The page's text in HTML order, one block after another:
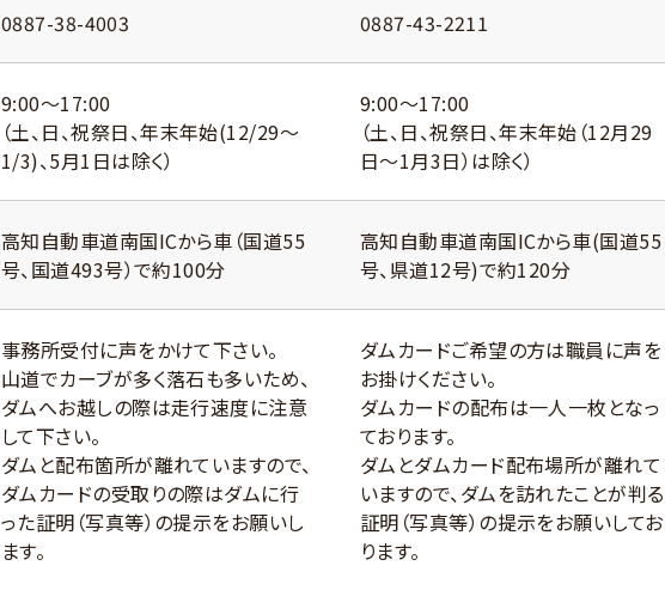
0887-38-4003 0887-43-2211
9:00〜17:00
（土、日、祝祭日、年末年始(12/29～
1/3)、5月1日は除く）
9:00〜17:00
（土、日、祝祭日、年末年始（12月29
日〜1月3日）は除く）
高知自動車道南国ICから車（国道55
号、国道493号）で約100分
高知自動車道南国ICから車(国道55
号、県道12号)で約120分
事務所受付に声をかけて下さい。
山道でカーブが多く落石も多いため、
ダムへお越しの際は走行速度に注意
して下さい。
ダムと配布箇所が離れていますので、
ダムカードの受取りの際はダムに行
った証明（写真等）の提示をお願いし
ます。
ダムカードご希望の方は職員に声を
お掛けください。
ダムカードの配布は一人一枚となっ
ております。
ダムとダムカード配布場所が離れて
いますので、ダムを訪れたことが判る
証明（写真等）の提示をお願いしてお
ります。